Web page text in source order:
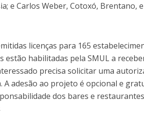
e Carlos Weber, Cotoxó,
licenças para 165
estão habilitadas pela SMUL a
precisa solicitar uma
A adesão ao projeto é opcional e
dos bares e